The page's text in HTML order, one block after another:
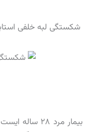
شکستگی لبه خلفی
بیمار مرد ۲۸